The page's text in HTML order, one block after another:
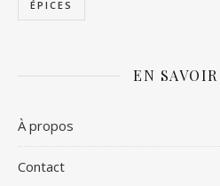
ÉPICES
EN
À propos
Contact